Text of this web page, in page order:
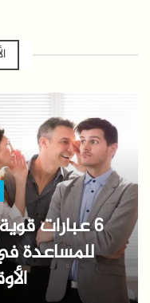
6 عبارات
للمساعدة